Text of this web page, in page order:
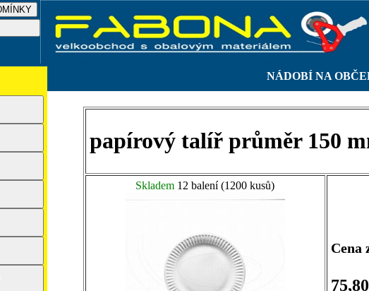
NÁDOBÍ NA
papírový talíř průměr 150
Skladem 12 balení (1200 kusů)
Cena